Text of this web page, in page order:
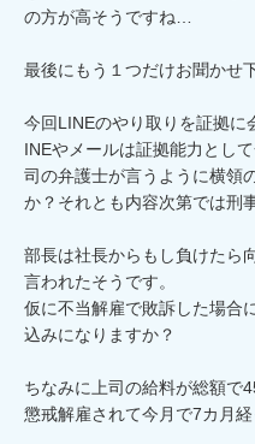
の方が高そうですね…
最後にもう１つだけお聞かせ
今回LINEのやり取りを証拠に
INEやメールは証拠能力とし
司の弁護士が言うように横領
か？それとも内容次第では刑
部長は社長からもし負けたら
言われたそうです。
仮に不当解雇で敗訴した場合
込みになりますか？
ちなみに上司の給料が総額で
懲戒解雇されて今月で7カ月経